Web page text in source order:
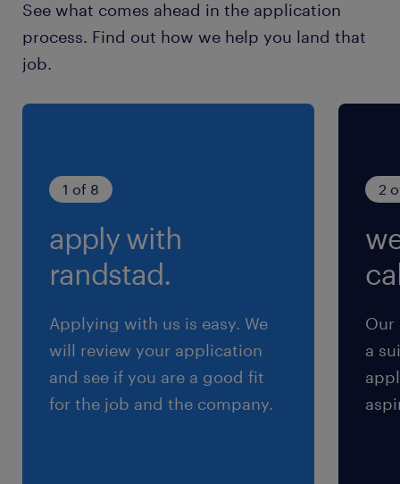
土日祝休み（完全週休2日制）
就業時間
8:55-18:00（実働8時間05分・休憩60分）
原則なし ※繁忙期に月15h発生します！
交通費
※【 上限4万まで 】支給いたします！(※バス代
支給あり、弊社規定に基づく)
See what comes ahead in the application
process. Find out how we help you land that
job.
1 of 8
apply with
randstad.
Applying with us is easy. We
will review your application
and see if you are a good fit
for the job and the company.
2
Our
a